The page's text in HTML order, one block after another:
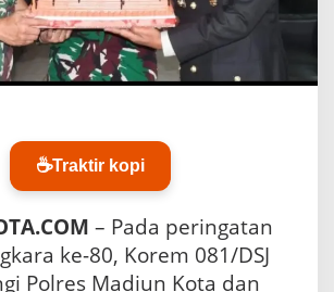
P
o
r
i
M
a
d
i
u
n
☕Traktir kopi
– Pada peringatan
ke-80, Korem 081/DSJ
Polres Madiun Kota dan